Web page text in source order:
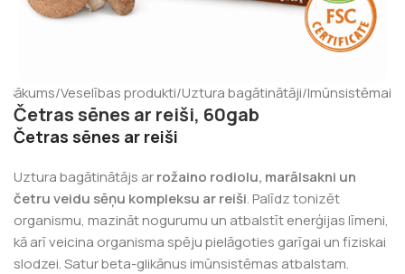
Sākums/Veselības produkti/Uztura bagātinātāji/Imūnsistēmai
Četras sēnes ar reiši, 60gab
Četras sēnes ar reiši
Uztura bagātinātājs arrožaino rodiolu, marālsakni un
četru veidu sēņu kompleksu ar reiši. Palīdz tonizēt
organismu, mazināt nogurumu un atbalstīt enerģijas līmeni,
kā arī veicina organisma spēju pielāgoties garīgai un fiziskai
slodzei. Satur beta-glikānus imūnsistēmas atbalstam.